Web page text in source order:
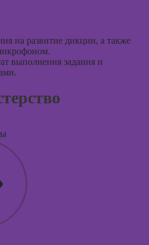
на развитие дикции, а также
выполнения задания и